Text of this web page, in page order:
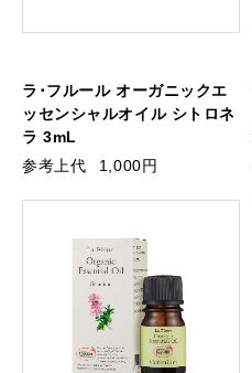
ラ･フルール オーガニックエ
ッセンシャルオイル シトロネ
ラ 3mL
参考上代
1,000円